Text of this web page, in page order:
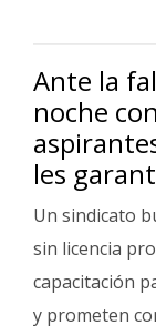
Ante la
noche
les
Un sindicato
sin licencia
capacitación
y prometen